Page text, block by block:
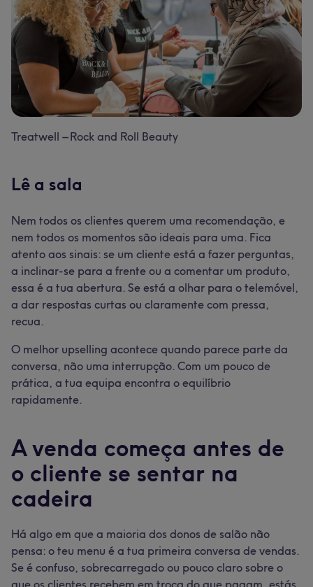
Treatwell – Rock and Roll Beauty
Lê a sala
Nem todos os clientes querem uma recomendação, e
nem todos os momentos são ideais para uma. Fica
atento aos sinais: se um cliente está a fazer perguntas,
a inclinar-se para a frente ou a comentar um produto,
essa é a tua abertura. Se está a olhar para o telemóvel,
a dar respostas curtas ou claramente com pressa,
recua.
O melhor upselling acontece quando parece parte da
conversa, não uma interrupção. Com um pouco de
prática, a tua equipa encontra o equilíbrio
rapidamente.
A venda começa antes de
o cliente se sentar na
cadeira
Há algo em que a maioria dos donos de salão não
pensa: o teu menu é a tua primeira conversa de vendas.
Se é confuso, sobrecarregado ou pouco claro sobre o